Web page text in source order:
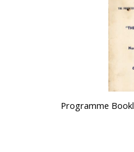
Programme